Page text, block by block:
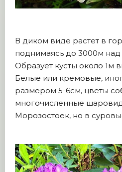
В диком виде растет в
поднимаясь до 3000м
Образует кусты около 1м
Белые или кремовые,
размером 5-6см, цветы
многочисленные
Морозостоек, но в